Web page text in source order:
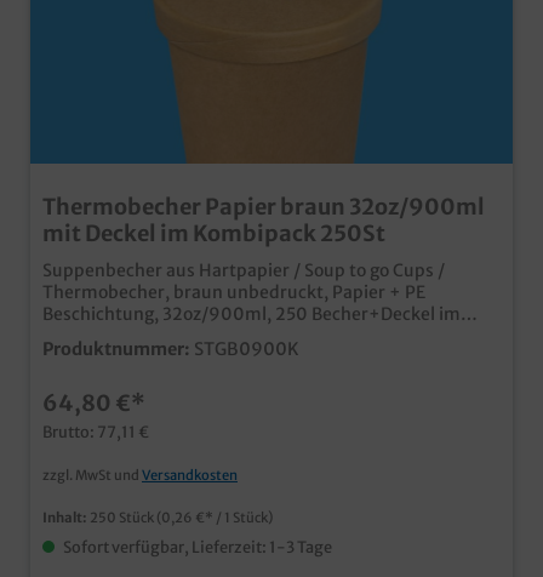
Thermobecher Papier braun 32oz/900ml
mit Deckel im Kombipack 250St
Suppenbecher aus Hartpapier / Soup to go Cups /
Thermobecher, braun unbedruckt, Papier + PE
Beschichtung, 32oz/900ml, 250 Becher+Deckel im
Karton (Kombipack, jeweils 10x25) hochwertiger und
moderner Thermobecher aus Papiermit PE
umweltfreundlicher aus ein geschäumter Becher
wertiger Gesamteindruck, doppelwandig und gut
isolierendidealer Soup to go Becher, aber auch für
Eiskrem geeignet praktisches Kombipack aus Bechern
und Deckel ab 50.000 Stück auch individuell
bedruckbar, wenden Sie ich einfach an unseren
Produktnummer: STGB0900K
64,80 €*
Brutto: 77,11 €
zzgl. MwSt und Versandkosten
Inhalt: 250 Stück (0,26 €* / 1 Stück)
Sofort verfügbar, Lieferzeit: 1-3 Tage